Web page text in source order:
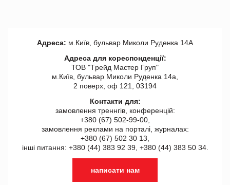
Адреса: м.Київ, бульвар Миколи Руденка 14А
Адреса для кореспонденції:
ТОВ "Tрейд Мастер Груп"
м.Київ, бульвар Миколи Руденка 14а,
2 поверх, оф 121, 03194
Контакти для:
замовлення треннгів, конференцій:
+380 (67) 502-99-00,
замовлення реклами на порталі, журналах:
+380 (67) 502 30 13,
інші питання: +380 (44) 383 92 39, +380 (44) 383 50 34.
написати нам